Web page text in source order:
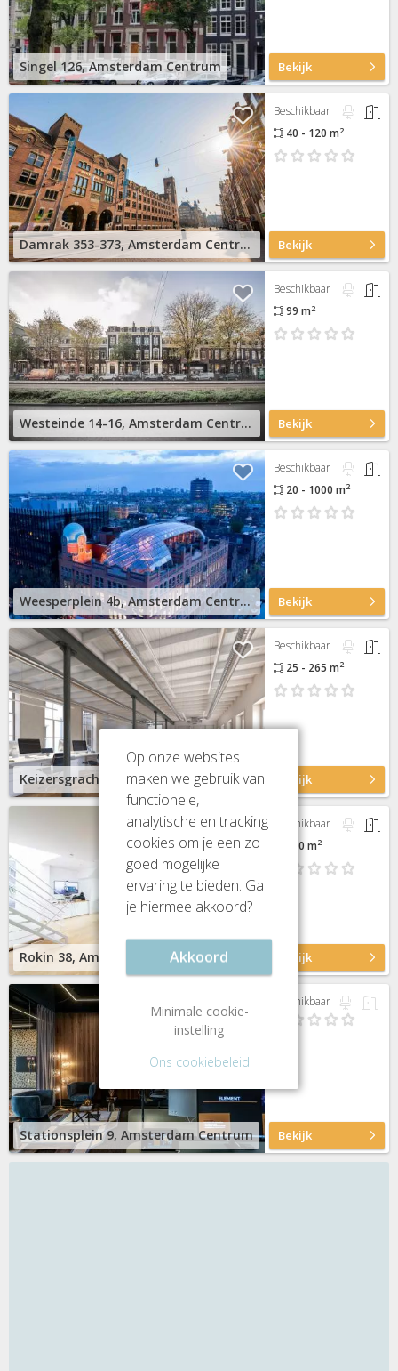
Singel 126, Amsterdam Centrum Bekijk
Damrak 353-373, Amsterdam Centrum
Beschikbaar
40 - 120 m2
Bekijk
Westeinde 14-16, Amsterdam Centrum
Beschikbaar
99 m2
Bekijk
Weesperplein 4b, Amsterdam Centrum
Beschikbaar
20 - 1000 m2
Bekijk
Keizersgracht 125-127, Amsterdam Centrum
Beschikbaar
25 - 265 m2
Bekijk
Rokin 38, Amsterdam Centrum
Beschikbaar
260 m2
Bekijk
Stationsplein 9, Amsterdam Centrum
Beschikbaar
Bekijk
Op onze websites
maken we gebruik van
functionele,
analytische en tracking
cookies om je een zo
goed mogelijke
ervaring te bieden. Ga
je hiermee akkoord?
Akkoord
Minimale cookie-
instelling
Ons cookiebeleid